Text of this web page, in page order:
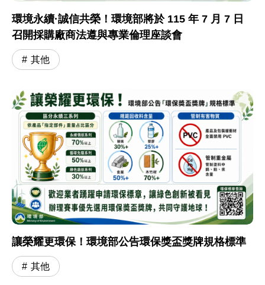
環境永續·誠信共榮！環境部將於 115 年 7 月 7 日
召開採購廠商法遵與專業倫理座談會
其他
讓榮耀更環保！環境部公告環保獎盃獎牌規格標準
其他